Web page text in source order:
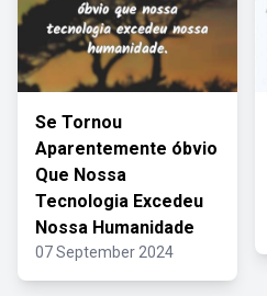
Se Tornou
Aparentemente óbvio
Que Nossa
Tecnologia Excedeu
Nossa Humanidade
07 September 2024